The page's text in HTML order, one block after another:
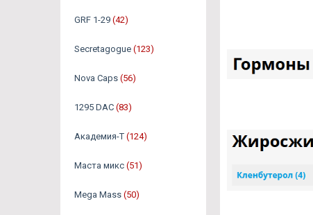
GRF 1-29 (42)
Secretagogue (123)
Nova Caps (56)
1295 DAC (83)
Академия-Т (124)
Маста микс (51)
Mega Mass (50)